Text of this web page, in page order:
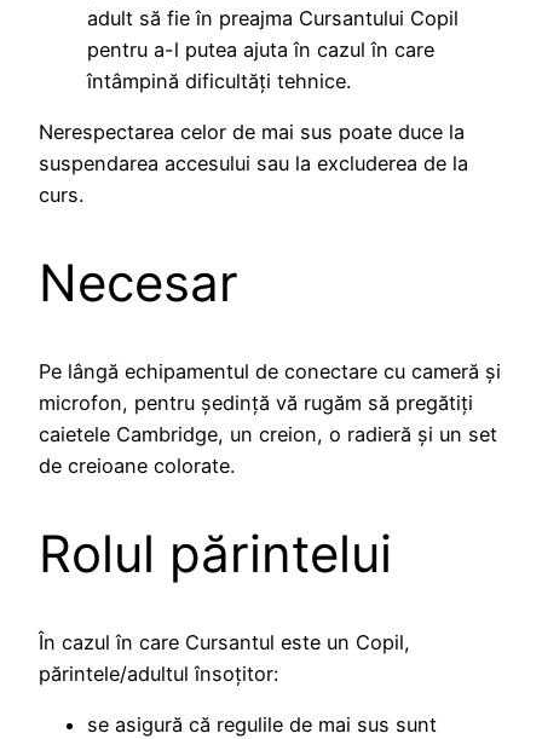
adult să fie în preajma Cursantului Copil
pentru a-l putea ajuta în cazul în care
întâmpină dificultăți tehnice.
Nerespectarea celor de mai sus poate duce la
suspendarea accesului sau la excluderea de la
curs.
Necesar
Pe lângă echipamentul de conectare cu cameră și
microfon, pentru ședință vă rugăm să pregătiți
caietele Cambridge, un creion, o radieră și un set
de creioane colorate.
Rolul părintelui
În cazul în care Cursantul este un Copil,
părintele/adultul însoțitor:
se asigură că regulile de mai sus sunt